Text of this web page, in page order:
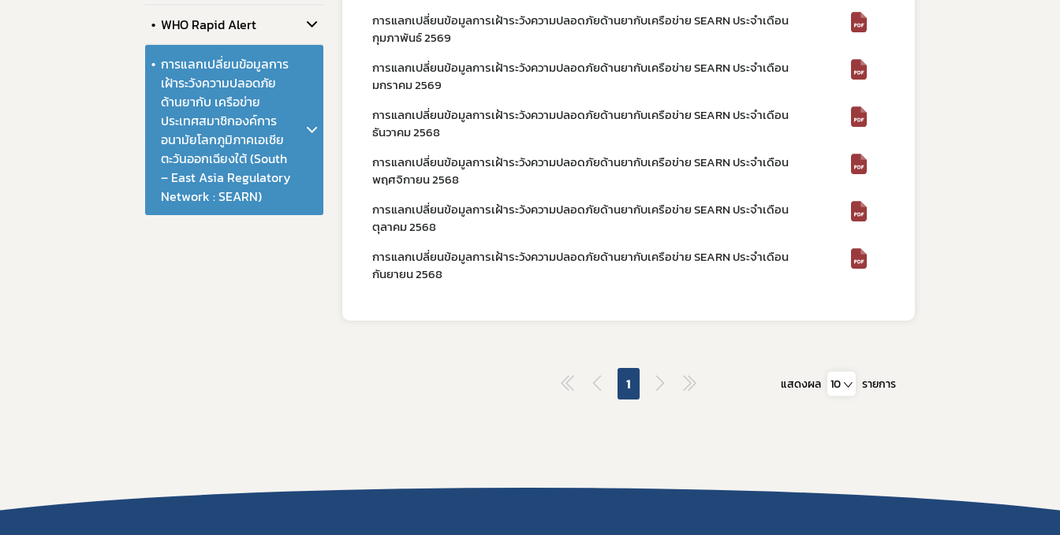
WHO Rapid Alert
การแลกเปลี่ยนข้อมูลการ
เฝ้าระวังความปลอดภัย
ด้านยากับ เครือข่าย
ประเทศสมาชิกองค์การ
อนามัยโลกภูมิภาคเอเชีย
ตะวันออกเฉียงใต้ (South
– East Asia Regulatory
Network : SEARN)
การแลกเปลี่ยนข้อมูลการเฝ้าระวังความปลอดภัยด้านยากับเครือข่าย SEARN ประจำเดือน
กุมภาพันธ์ 2569
การแลกเปลี่ยนข้อมูลการเฝ้าระวังความปลอดภัยด้านยากับเครือข่าย SEARN ประจำเดือน
มกราคม 2569
การแลกเปลี่ยนข้อมูลการเฝ้าระวังความปลอดภัยด้านยากับเครือข่าย SEARN ประจำเดือน
ธันวาคม 2568
การแลกเปลี่ยนข้อมูลการเฝ้าระวังความปลอดภัยด้านยากับเครือข่าย SEARN ประจำเดือน
พฤศจิกายน 2568
การแลกเปลี่ยนข้อมูลการเฝ้าระวังความปลอดภัยด้านยากับเครือข่าย SEARN ประจำเดือน
ตุลาคม 2568
การแลกเปลี่ยนข้อมูลการเฝ้าระวังความปลอดภัยด้านยากับเครือข่าย SEARN ประจำเดือน
กันยายน 2568
1 แสดงผล 10 รายการ